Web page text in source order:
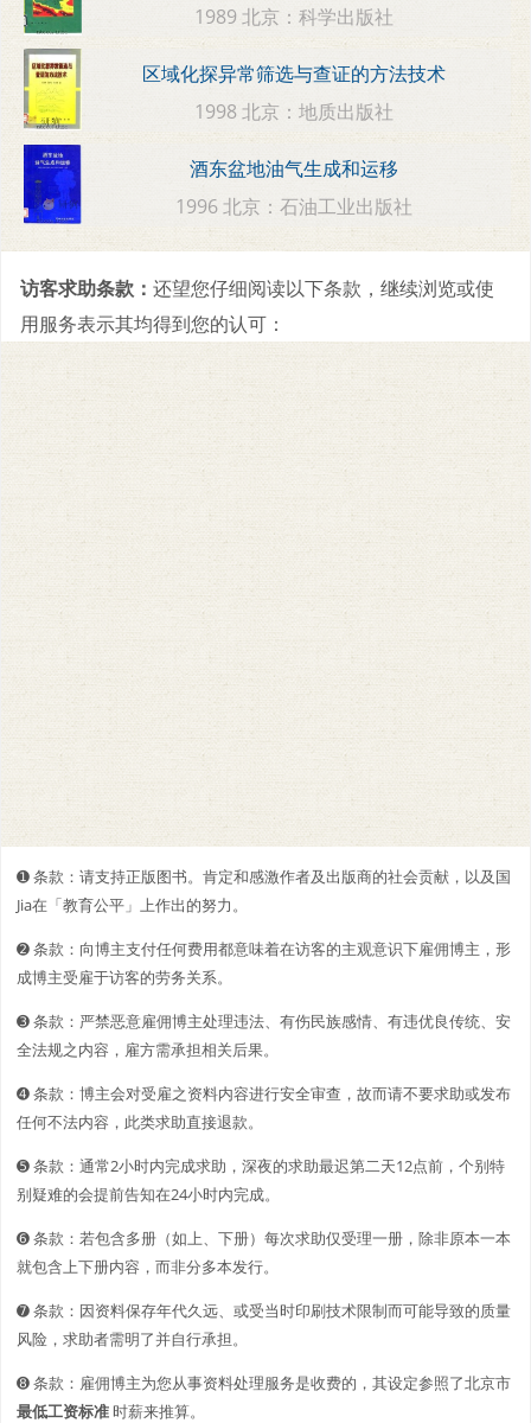
1989 北京：科学出版社
区域化探异常筛选与查证的方法技术
1998 北京：地质出版社
酒东盆地油气生成和运移
1996 北京：石油工业出版社
访客求助条款： 还望您仔细阅读以下条款，继续浏览或使
用服务表示其均得到您的认可：
➊️ 条款：请支持正版图书。肯定和感激作者及出版商的社会贡献，以及国
Jia在「教育公平」上作出的努力。
➋️️ 条款：向博主支付任何费用都意味着在访客的主观意识下雇佣博主，形
成博主受雇于访客的劳务关系。
➌ 条款：严禁恶意雇佣博主处理违法、有伤民族感情、有违优良传统、安
全法规之内容，雇方需承担相关后果。
➍ 条款：博主会对受雇之资料内容进行安全审查，故而请不要求助或发布
任何不法内容，此类求助直接退款。
➎ 条款：通常2小时内完成求助，深夜的求助最迟第二天12点前，个别特
别疑难的会提前告知在24小时内完成。
➏ 条款：若包含多册（如上、下册）每次求助仅受理一册，除非原本一本
就包含上下册内容，而非分多本发行。
➐ 条款：因资料保存年代久远、或受当时印刷技术限制而可能导致的质量
风险，求助者需明了并自行承担。
➑ 条款：雇佣博主为您从事资料处理服务是收费的，其设定参照了北京市
最低工资标准时薪来推算。